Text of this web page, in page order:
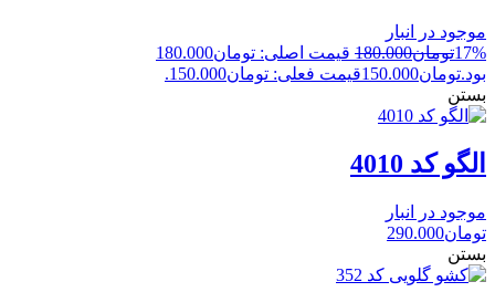
موجود در انبار
17%تومان180.000
قیمت اصلی: تومان180.000
بود.تومان150.000قیمت فعلی: تومان150.000.
بستن
الگو کد 4010
موجود در انبار
تومان290.000
بستن